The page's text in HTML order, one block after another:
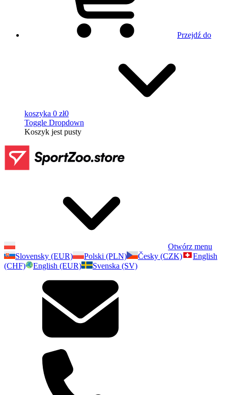
Przejdź do
koszyka 0 zł0
Toggle Dropdown
Koszyk jest pusty
Otwórz menu
Slovensky (EUR)
Polski (PLN) Česky (CZK)
English
(CHF)
English (EUR) Svenska (SV)